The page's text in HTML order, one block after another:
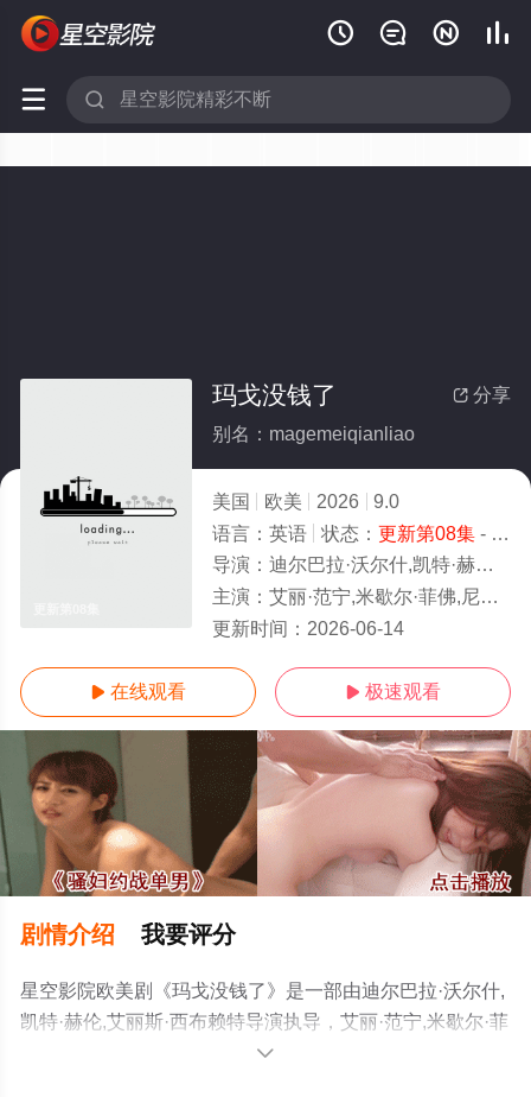
   
 
 分享
玛戈没钱了
别名：magemeiqianliao
美国 欧美 2026
9.0
语言： 英语 状态： 更新第08集- 免费在线观看
导演： 迪尔巴拉·沃尔什,凯特·赫伦,艾丽斯·西布赖特
主演： 艾丽·范宁,米歇尔·菲佛,尼克·奥弗曼,妮可·基德曼,迈克尔·安格拉诺,塔德亚·格雷厄姆,格雷戈·金尼尔,马西娅·盖
更新时间： 2026-06-14
 在线观看  极速观看
剧情介绍 我要评分
星空影院欧美剧《玛戈没钱了》是一部由迪尔巴拉·沃尔什,
凯特·赫伦,艾丽斯·西布赖特导演执导，艾丽·范宁,米歇尔·菲
佛,尼克·奥弗曼,妮可·基德曼,迈克尔·安格拉诺,塔德亚·格雷
